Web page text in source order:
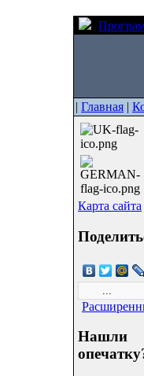
| Главная |
Карта сайта
Нашли